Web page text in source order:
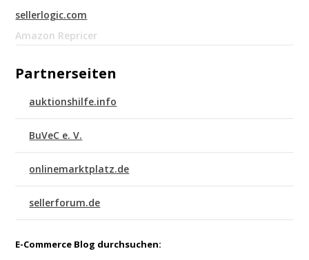
sellerlogic.com
Amazon Repricer
Partnerseiten
auktionshilfe.info
BuVeC e. V.
onlinemarktplatz.de
sellerforum.de
E-Commerce Blog durchsuchen: